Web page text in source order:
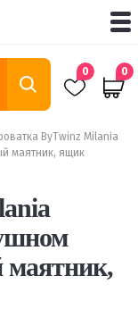
0 0
ByTwinz Milania
маятник, ящик